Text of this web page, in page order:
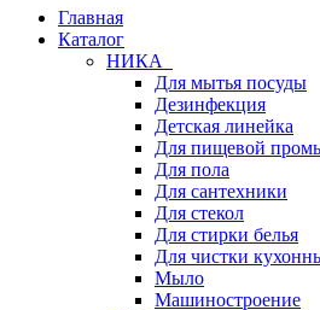
Главная
Каталог
НИКА
Для мытья посуды
Дезинфекция
Детская линейка
Для пищевой
Для пола
Для сантехники
Для стекол
Для стирки белья
Для чистки
Мыло
Машиностроение